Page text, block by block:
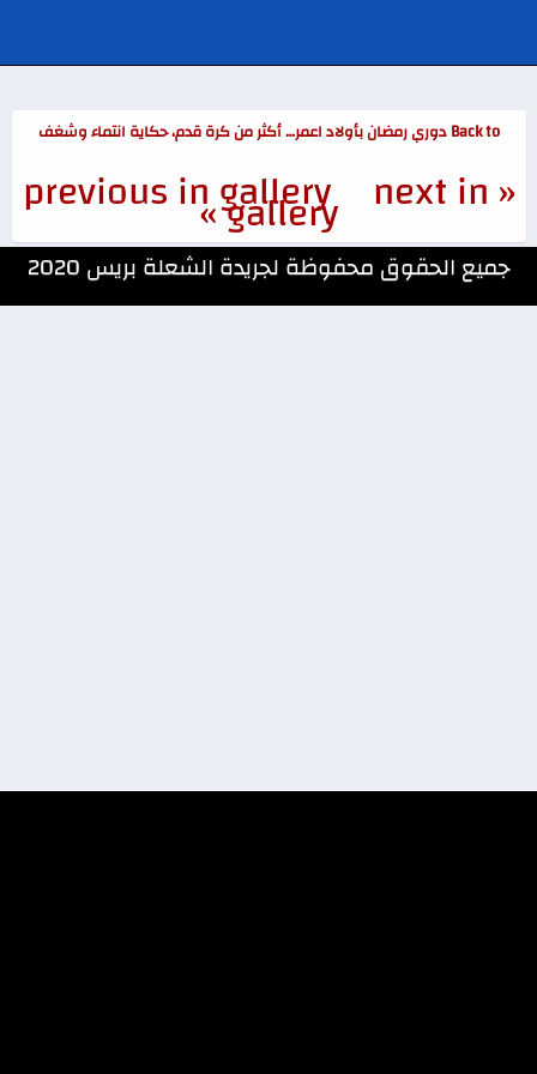
Back to دوري رمضان بأولاد اعمر… أكثر من كرة قدم، حكاية انتماء وشغف
« previous in gallery
next in
gallery »
جميع الحقوق محفوظة لجريدة الشعلة بريس 2020